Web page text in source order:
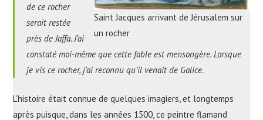
Saint Jacques arrivant de Jérusalem sur
un rocher
de ce rocher
serait restée
près de Jaffa. J’ai
constaté moi-même que cette fable est mensongère. Lorsque
je vis ce rocher, j’ai reconnu qu’il venait de Galice.
L’histoire était connue de quelques imagiers, et longtemps
après puisque, dans les années 1500, ce peintre flamand